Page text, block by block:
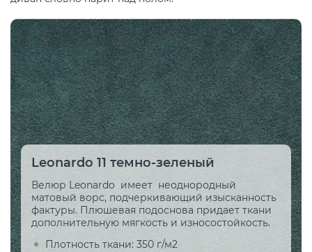
Leonardo 11 темно-зеленый
Велюр Leonardo имеет неоднородный
матовый ворс, подчеркивающий изысканность
фактуры. Плюшевая подоснова придает ткани
дополнительную мягкость и износостойкость.
Плотность ткани: 350 г/м2